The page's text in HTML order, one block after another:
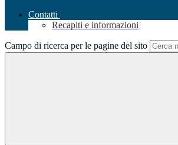
Contatti
Recapiti e informazioni
Campo di ricerca per le pagine del sito